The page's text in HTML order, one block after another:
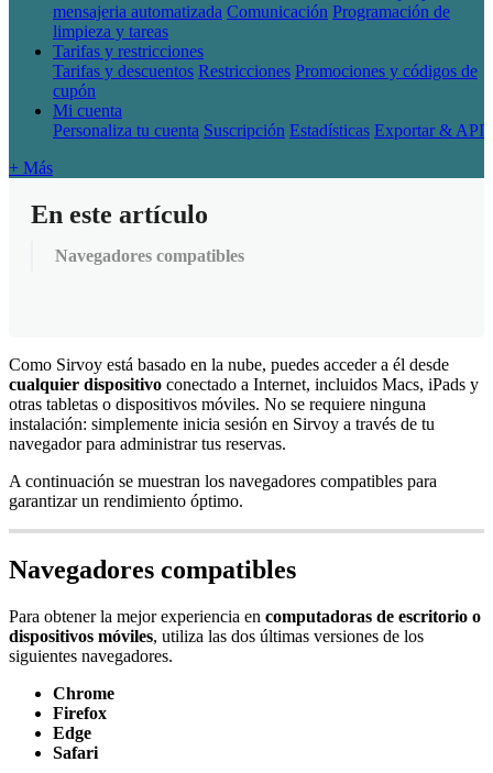
mensajeria automatizada Comunicación Programación de
limpieza y tareas
Tarifas y restricciones
Tarifas y descuentos Restricciones Promociones y códigos de
cupón
Mi cuenta
Personaliza tu cuenta Suscripción Estadísticas Exportar & API
+ Más
En este artículo
Navegadores compatibles
Como Sirvoy está basado en la nube, puedes acceder a él desde
cualquier dispositivo conectado a Internet, incluidos Macs, iPads y
otras tabletas o dispositivos móviles. No se requiere ninguna
instalación: simplemente inicia sesión en Sirvoy a través de tu
navegador para administrar tus reservas.
A continuación se muestran los navegadores compatibles para
garantizar un rendimiento óptimo.
Navegadores compatibles
Para obtener la mejor experiencia en computadoras de escritorio o
dispositivos móviles, utiliza las dos últimas versiones de los
siguientes navegadores.
Chrome
Firefox
Edge
Safari